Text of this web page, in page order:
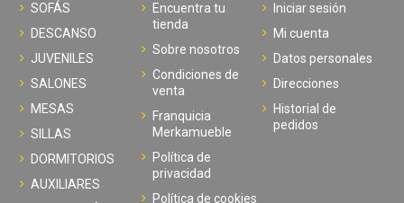
SOFÁS
DESCANSO
JUVENILES
SALONES
MESAS
SILLAS
DORMITORIOS
AUXILIARES
Encuentra tu
tienda
Sobre nosotros
Condiciones de
venta
Franquicia
Merkamueble
Política de
privacidad
Política de cookies
Iniciar sesión
Mi cuenta
Datos personales
Direcciones
Historial de
pedidos